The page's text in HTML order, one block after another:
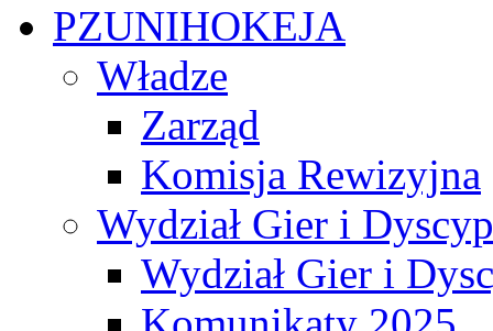
PZUNIHOKEJA
Władze
Zarząd
Komisja Rewizyjna
Wydział Gier i
Wydział Gier i